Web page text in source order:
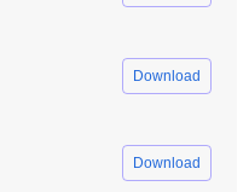
Download
Download